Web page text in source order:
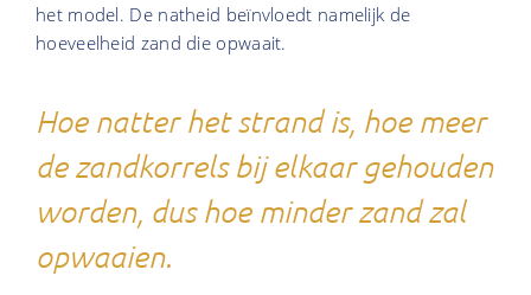
het model. De natheid beïnvloedt namelijk de
hoeveelheid zand die opwaait.
Hoe natter het strand is, hoe meer
de zandkorrels bij elkaar gehouden
worden, dus hoe minder zand zal
opwaaien.